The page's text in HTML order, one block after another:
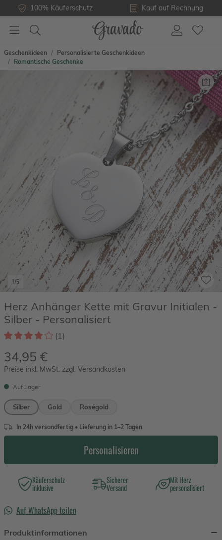
100% Käuferschutz Kauf auf Rechnung
Geschenkideen
Personalisierte Geschenkideen
Romantische Geschenke
1/5
Herz Anhänger Kette mit Gravur Initialen -
Silber - Personalisiert
(1)
34,95 €
Preise inkl. MwSt. zzgl. Versandkosten
Auf Lager
Silber Gold Roségold
In 24h versandfertig • Lieferung in 1–2 Tagen
Personalisieren
Käuferschutz
inklusive
Sicherer
Versand
Mit Herz
personalisiert
Auf WhatsApp teilen
Produktinformationen